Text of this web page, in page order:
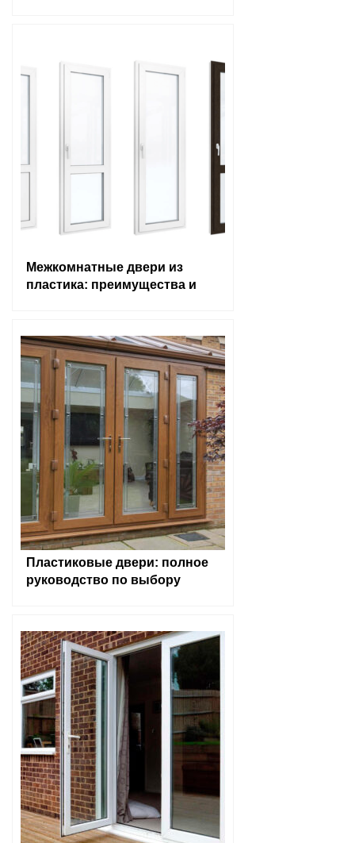
Межкомнатные двери из
пластика: преимущества и
Пластиковые двери: полное
руководство по выбору